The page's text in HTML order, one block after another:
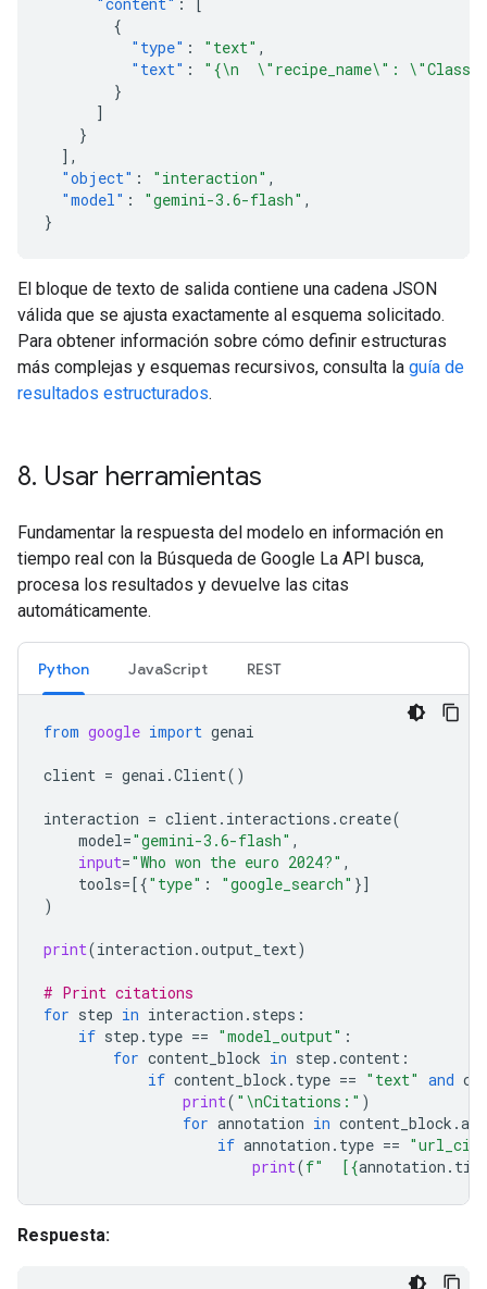
{
"type" : "text" ,
"text" :
"{\n  \"recipe_name\":
}
]
}
],
"object" : "interaction" ,
"model" : "gemini-3.6-flash" ,
}
El bloque de texto de salida contiene una cadena JSON
válida que se ajusta exactamente al esquema solicitado.
Para obtener información sobre cómo definir estructuras
más complejas y esquemas recursivos, consulta la guía de
resultados estructurados.
8. Usar herramientas
Fundamentar la respuesta del modelo en información en
tiempo real con la Búsqueda de Google La API busca,
procesa los resultados y devuelve las citas
automáticamente.
Python JavaScript REST
from google import genai
client = genai .Client()
interaction = client. interactions .create(
model="gemini-3.6-flash" ,
input="Who won the euro 2024?" ,
tools=[{"type" : "google_search" }]
)
print(interaction .output_text)
# Print citations
for step in interaction . steps :
if step . type == "model_output" :
for content_block in step .content :
if content_block . type == "text" and
print( " \nCitations:" )
for annotation in content_block .
if annotation . type ==
print(f"  [{annotation .
Respuesta: